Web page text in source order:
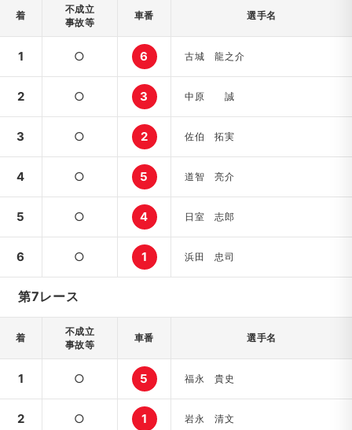
着
不成立
事故等
車番 選手名
1 ○ 6 古城 龍之介
2 ○ 3 中原 誠
3 ○ 2 佐伯 拓実
4 ○ 5 道智 亮介
5 ○ 4 日室 志郎
6 ○ 1 浜田 忠司
第7レース
着
不成立
事故等
車番 選手名
1 ○ 5 福永 貴史
2 ○ 1 岩永 清文